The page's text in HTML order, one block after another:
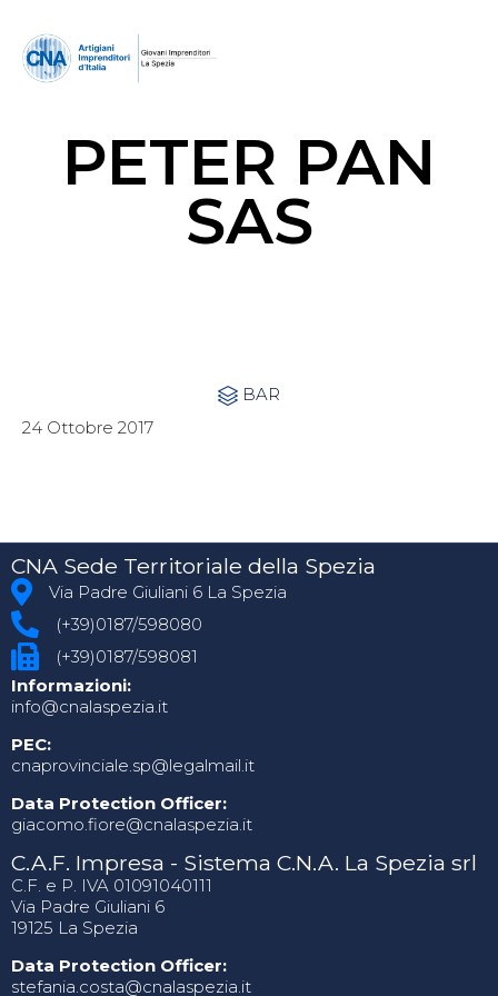
PETER PAN
SAS
 Category
BAR
24 Ottobre 2017
CNA Sede Territoriale della Spezia
Via Padre Giuliani 6 La Spezia
(+39)0187/598080
(+39)0187/598081
Informazioni:
info@cnalaspezia.it
PEC:
cnaprovinciale.sp@legalmail.it
Data Protection Officer:
giacomo.fiore@cnalaspezia.it
C.A.F. Impresa - Sistema C.N.A. La Spezia srl
C.F. e P. IVA 01091040111
Via Padre Giuliani 6
19125 La Spezia
Data Protection Officer:
stefania.costa@cnalaspezia.it